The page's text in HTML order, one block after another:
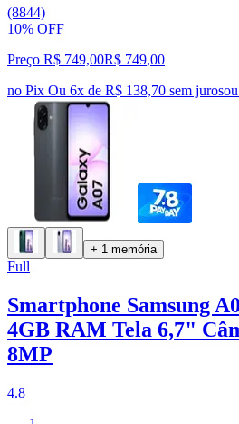
(8844)
10% OFF
Preço R$ 749,00R$ 749,00
no Pix Ou 6x de R$ 138,70 sem jurosou
+ 1 memória
Full
Smartphone Samsung
4GB RAM Tela 6,7"
8MP
4.8